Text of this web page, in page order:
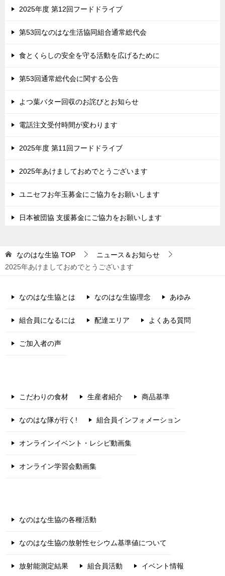
2025年度 第12回フードドライブ
第53回なのはな生活協同組合通常総代会
食とくらしの安全を守る活動を広げるために
第53回通常総代会に関する公告
よつ葉バター回収のお詫びとお知らせ
電話注文受付時間が変わります
2025年度 第11回フードドライブ
2025年あけましておめでとうございます
ユニセフお年玉募金にご協力をお願いします
日本被団協 支援募金にご協力をお願いします
なのはな生協 TOP
ニュース＆お知らせ
2025年あけましておめでとうございます
なのはな生協とは なのはな生協理念 あゆみ
組合員になるには 配達エリア よくある質問
ご加入者の声
こだわりの食材 生産者紹介 商品基準
なのはな隊が行く! 組合員インフォメーション
オンラインイベント・レシピ動画集
オンライン学習会動画集
なのはな生協の各種活動
なのはな生協の放射性セシウム基準値について
放射能測定結果 組合員活動 イベント情報